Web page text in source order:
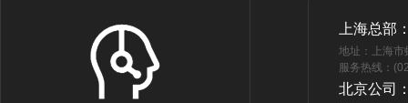
上海总部
地址：上海
服务热线：
北京公司